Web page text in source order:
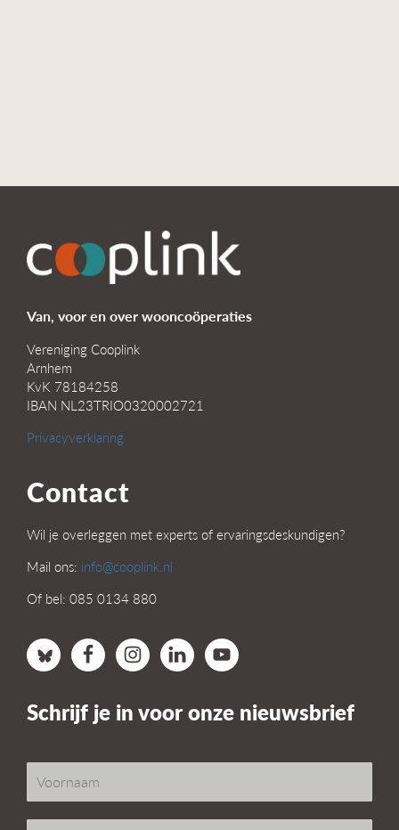
Van, voor en over wooncoöperaties
Vereniging Cooplink
Arnhem
KvK 78184258
IBAN NL23TRIO0320002721
Privacyverklaring
Contact
Wil je overleggen met experts of ervaringsdeskundigen?
Mail ons: info@cooplink.nl
Of bel: 085 0134 880
Schrijf je in voor onze nieuwsbrief